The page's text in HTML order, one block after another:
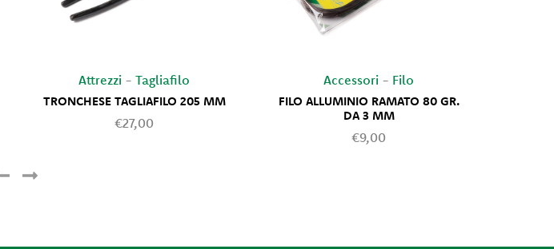
Attrezzi - Tagliafilo
TRONCHESE TAGLIAFILO 205 MM
€27,00
Accessori - Filo
FILO ALLUMINIO RAMATO 80 GR.
DA 3 MM
€9,00